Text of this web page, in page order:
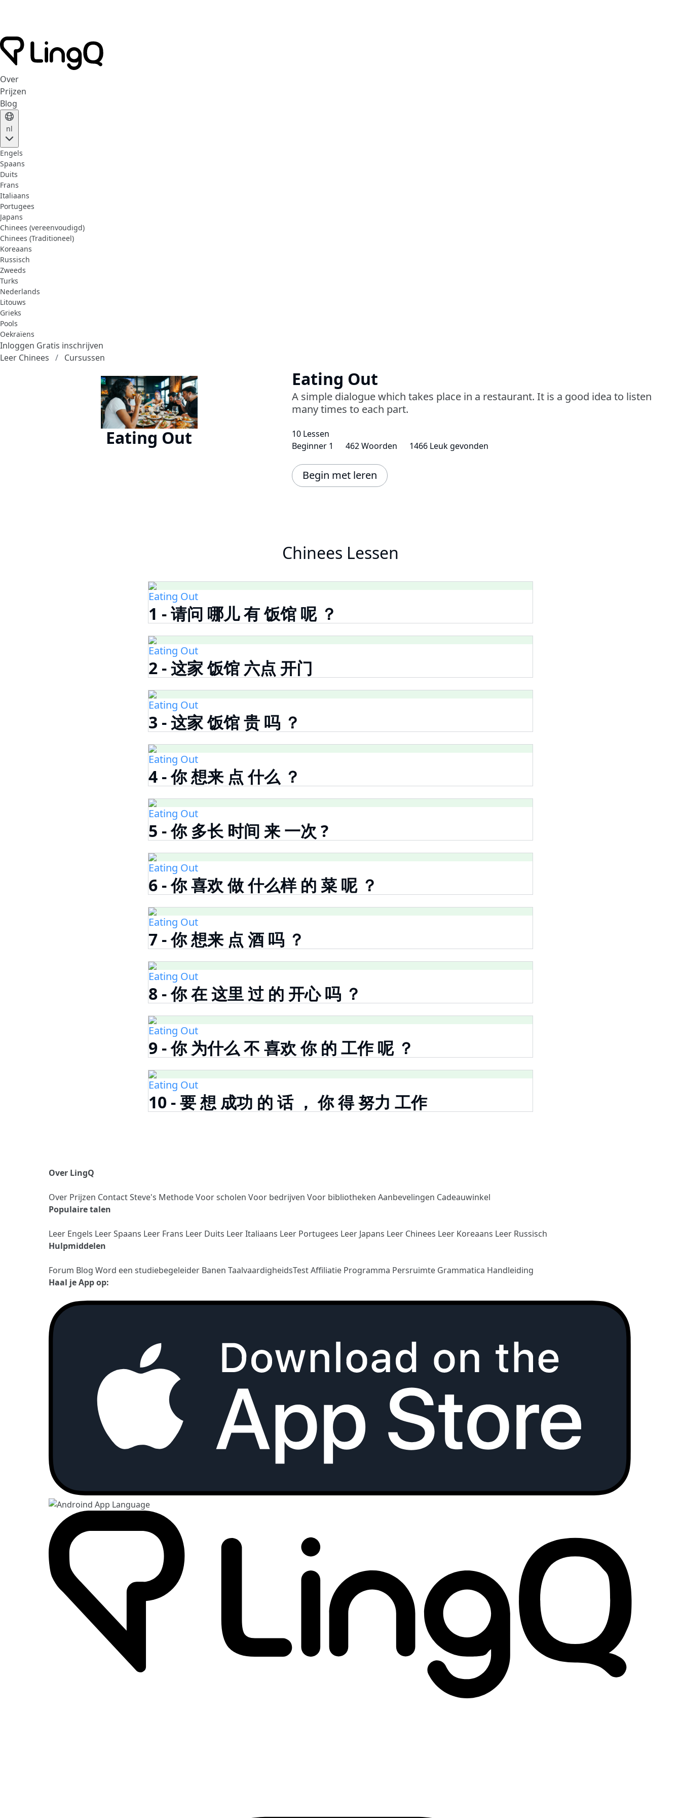
Over
Prijzen
Blog
nl
Engels
Spaans
Duits
Frans
Italiaans
Portugees
Japans
Chinees (vereenvoudigd)
Chinees (Traditioneel)
Koreaans
Russisch
Zweeds
Turks
Nederlands
Litouws
Grieks
Pools
Oekraïens
Inloggen Gratis inschrijven
Leer Chinees
Cursussen
Eating Out
Eating Out
A simple dialogue which takes place in a restaurant. It is a good idea to listen
many times to each part.
10 Lessen
Beginner 1
462 Woorden 1466 Leuk gevonden
Begin met leren
Chinees Lessen
Eating Out
1 - 请问 哪儿 有 饭馆 呢 ？
Eating Out
2 - 这家 饭馆 六点 开门
Eating Out
3 - 这家 饭馆 贵 吗 ？
Eating Out
4 - 你 想来 点 什么 ？
Eating Out
5 - 你 多长 时间 来 一次 ?
Eating Out
6 - 你 喜欢 做 什么样 的 菜 呢 ？
Eating Out
7 - 你 想来 点 酒 吗 ？
Eating Out
8 - 你 在 这里 过 的 开心 吗 ？
Eating Out
9 - 你 为什么 不 喜欢 你 的 工作 呢 ？
Eating Out
10 - 要 想 成功 的 话 ， 你 得 努力 工作
Over LingQ
Over Prijzen ContactSteve's MethodeVoor scholen Voor bedrijven Voor bibliotheken Aanbevelingen Cadeauwinkel
Populaire talen
Leer Engels Leer Spaans Leer Frans Leer Duits Leer Italiaans Leer Portugees Leer Japans Leer Chinees Leer Koreaans Leer Russisch
Hulpmiddelen
Forum Blog Word een studiebegeleider Banen TaalvaardigheidsTestAffiliatie Programma Persruimte Grammatica Handleiding
Haal je App op: